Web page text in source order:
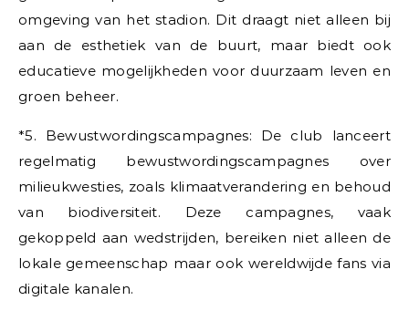
omgeving van het stadion. Dit draagt niet alleen bij
aan de esthetiek van de buurt, maar biedt ook
educatieve mogelijkheden voor duurzaam leven en
groen beheer.
*5. Bewustwordingscampagnes: De club lanceert
regelmatig bewustwordingscampagnes over
milieukwesties, zoals klimaatverandering en behoud
van biodiversiteit. Deze campagnes, vaak
gekoppeld aan wedstrijden, bereiken niet alleen de
lokale gemeenschap maar ook wereldwijde fans via
digitale kanalen.